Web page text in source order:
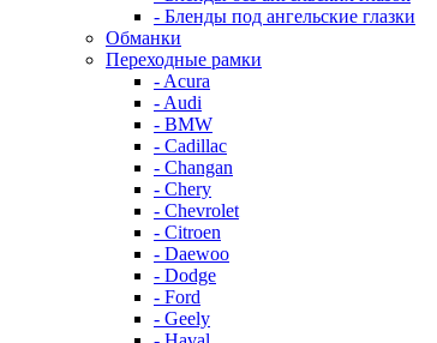
- Бленды под ангельские глазки
Обманки
Переходные рамки
- Acura
- Audi
- BMW
- Cadillac
- Changan
- Chery
- Chevrolet
- Citroen
- Daewoo
- Dodge
- Ford
- Geely